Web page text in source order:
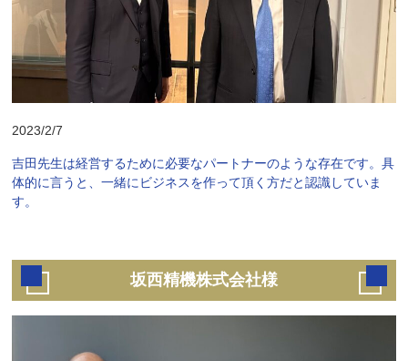
2023/2/7
吉田先生は経営するために必要なパートナーのような存在です。具
体的に言うと、一緒にビジネスを作って頂く方だと認識していま
す。
坂西精機株式会社様